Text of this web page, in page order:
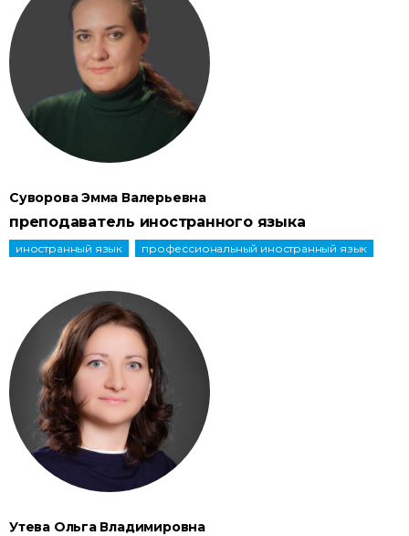
Суворова Эмма Валерьевна
преподаватель иностранного языка
иностранный язык профессиональный иностранный язык
Утева Ольга Владимировна